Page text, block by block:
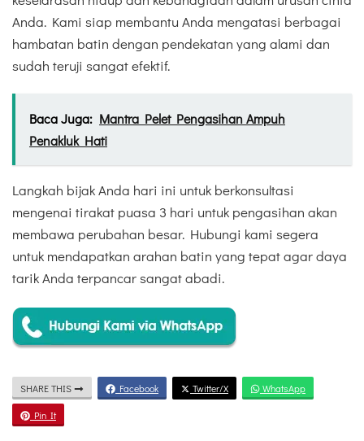
Anda. Kami siap membantu Anda mengatasi berbagai
hambatan batin dengan pendekatan yang alami dan
sudah teruji sangat efektif.
Baca Juga: Mantra Pelet Pengasihan Ampuh
Penakluk Hati
Langkah bijak Anda hari ini untuk berkonsultasi
mengenai tirakat puasa 3 hari untuk pengasihan akan
membawa perubahan besar. Hubungi kami segera
untuk mendapatkan arahan batin yang tepat agar daya
tarik Anda terpancar sangat abadi.
SHARE THIS Facebook Twitter/X WhatsApp
Pin It